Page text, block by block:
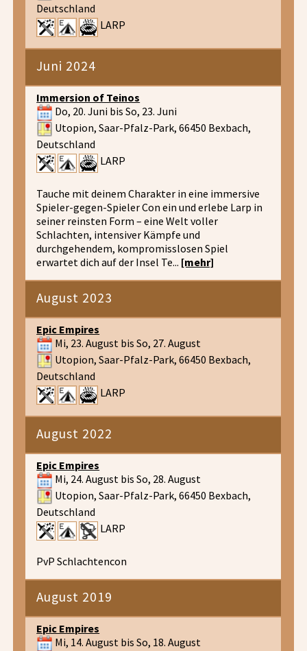
Deutschland
LARP
Juni 2024
Immersion of Teinos
Do, 20. Juni bis So, 23. Juni
Utopion, Saar-Pfalz-Park, 66450 Bexbach,
Deutschland
LARP
Tauche mit deinem Charakter in eine immersive
Spieler-gegen-Spieler Con ein und erlebe Larp in
seiner reinsten Form – eine Welt voller
Schlachten, intensiver Kämpfe und
durchgehendem, kompromisslosen Spiel
erwartet dich auf der Insel Te... [mehr]
August 2023
Epic Empires
Mi, 23. August bis So, 27. August
Utopion, Saar-Pfalz-Park, 66450 Bexbach,
Deutschland
LARP
August 2022
Epic Empires
Mi, 24. August bis So, 28. August
Utopion, Saar-Pfalz-Park, 66450 Bexbach,
Deutschland
LARP
PvP Schlachtencon
August 2019
Epic Empires
Mi, 14. August bis So, 18. August